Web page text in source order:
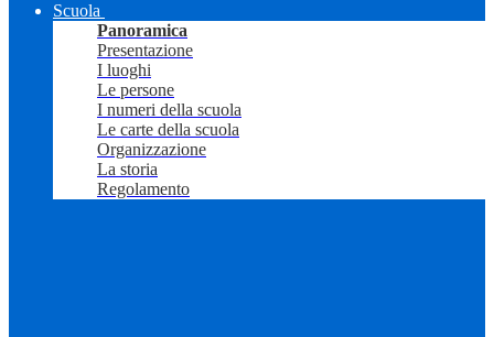
Scuola
Panoramica
Presentazione
I luoghi
Le persone
I numeri della scuola
Le carte della scuola
Organizzazione
La storia
Regolamento